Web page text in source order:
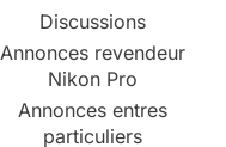
Discussions
Annonces revendeur
Nikon Pro
Annonces entres
particuliers